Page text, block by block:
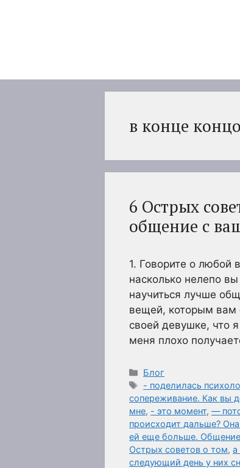
в конце
6 Острых
общение с
1. Говорите о любой
насколько нелепо
научиться лучше
вещей, которым вам
своей девушке, что
меня плохо
Рубрики
Блог
Метки
- поделилась
сопереживание. Как вы
мне, - это момент, —
происходит дальше?
ей еще больше.
Острых советов о том, а
следующий день у них